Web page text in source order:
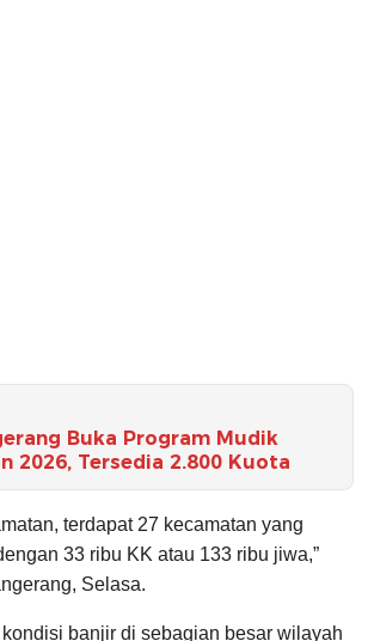
Buka Program Mudik
2026, Tersedia 2.800 Kuota
terdapat 27 kecamatan yang
33 ribu KK atau 133 ribu jiwa,”
Selasa.
banjir di sebagian besar wilayah